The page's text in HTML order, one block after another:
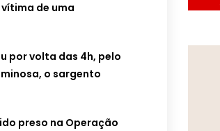
de uma
por volta das 4h, pelo
o sargento
preso na Operação